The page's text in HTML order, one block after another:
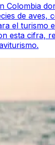
Colombia
de aves,
el turismo
esta cifra,